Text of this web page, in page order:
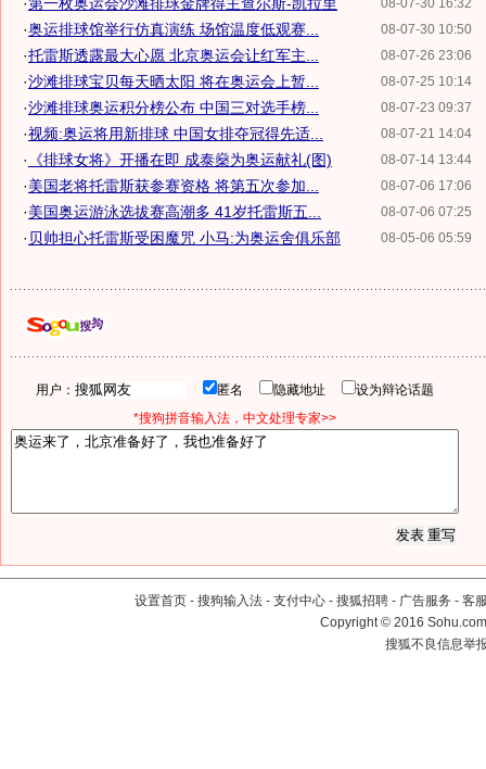
08-07-30 16:32
08-07-30 10:50
·奥运排球馆举行仿真演练 场馆温度低观赛...
08-07-26 23:06
·托雷斯透露最大心愿 北京奥运会让红军主...
08-07-25 10:14
·沙滩排球宝贝每天晒太阳 将在奥运会上暂...
08-07-23 09:37
·沙滩排球奥运积分榜公布 中国三对选手榜...
08-07-21 14:04
·视频:奥运将用新排球 中国女排夺冠得先适...
08-07-14 13:44
· 《排球女将》开播在即 成泰燊为奥运献礼(图)
08-07-06 17:06
·美国老将托雷斯获参赛资格 将第五次参加...
08-07-06 07:25
·美国奥运游泳选拔赛高潮多 41岁托雷斯五...
08-05-06 05:59
· 贝帅担心托雷斯受困魔咒 小马:为奥运舍俱乐部
用户： 匿名 隐藏地址
设为辩论话题
*搜狗拼音输入法，中文处理专家>>
设置首页 - 搜狗输入法 - 支付中心 - 搜狐招聘 - 广告服务 - 客
Copyright©2016
搜狐不良信息举